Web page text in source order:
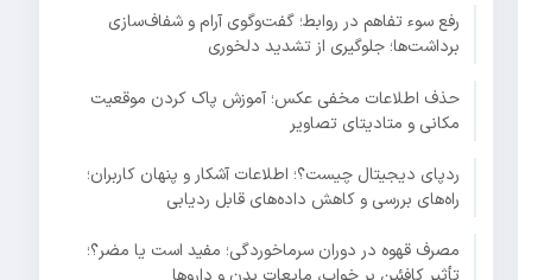
رفع سوء تفاهم در روابط؛ گفت‌وگوی آرام و شفاف‌سازی
برداشت‌ها؛ جلوگیری از تشدید دلخوری
حذف اطلاعات مخفی عکس؛ آموزش پاک کردن موقعیت
مکانی و متادیتای تصاویر
ردپای دیجیتال چیست؟؛ اطلاعات آشکار و پنهان کاربران؛
راه‌های بررسی و کاهش داده‌های قابل ردیابی
مصرف قهوه در دوران سرماخوردگی؛ مفید است یا مضر؟؛